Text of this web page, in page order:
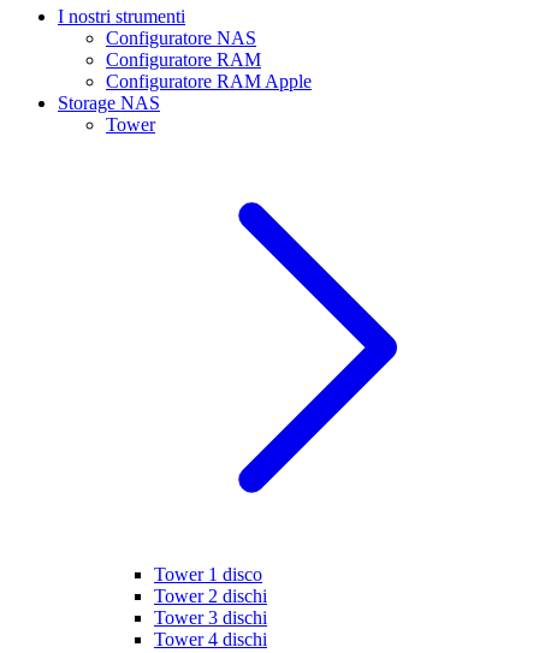
I nostri strumenti
Configuratore NAS
Configuratore RAM
Configuratore RAM Apple
Storage NAS
Tower
Tower 1 disco
Tower 2 dischi
Tower 3 dischi
Tower 4 dischi